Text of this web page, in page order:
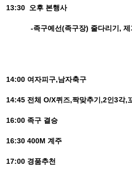
13:30 오후 본행사
-족구예선(족구장) 줄다리기, 제
14:00 여자피구,남자축구
14:45 전체 O/X퀴즈,짝맞추기,2인3각,
16:00 족구 결승
16:30 400M 계주
17:00 경품추천